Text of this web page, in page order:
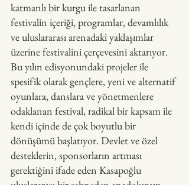
katmanlı bir kurgu ile tasarlanan
festivalin içeriği, programlar, devamlılık
ve uluslararası arenadaki yaklaşımlar
üzerine festivalini çerçevesini aktarıyor.
Bu yılın edisyonundaki projeler ile
spesifik olarak gençlere, yeni ve alternatif
oyunlara, danslara ve yönetmenlere
odaklanan festival, radikal bir kapsam ile
kendi içinde de çok boyutlu bir
dönüşümü başlatıyor. Devlet ve özel
desteklerin, sponsorların artması
gerektiğini ifade eden Kasapoğlu